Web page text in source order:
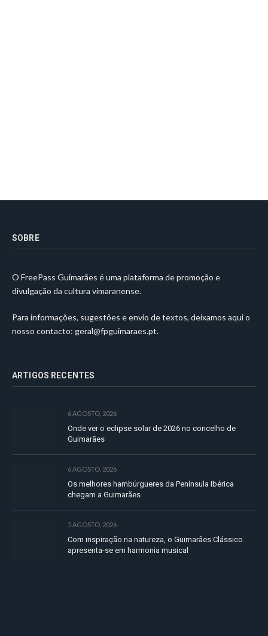
SOBRE
O FreePass Guimarães é uma plataforma de promoção e
divulgação da cultura vimaranense.
Para informações, sugestões e envio de textos, deixamos aqui o
nosso contacto: geral@fpguimaraes.pt.
ARTIGOS RECENTES
6 AGOSTO, 2026
Onde ver o eclipse solar de 2026 no concelho de
Guimarães
6 AGOSTO, 2026
Os melhores hambúrgueres da Península Ibérica
chegam a Guimarães
5 AGOSTO, 2026
Com inspiração na natureza, o Guimarães Clássico
apresenta-se em harmonia musical